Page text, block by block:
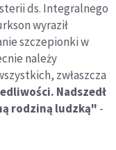
ds. Integralnego
wyraził
szczepionki w
należy
zwłaszcza
Nadszedł
rodziną ludzką" -